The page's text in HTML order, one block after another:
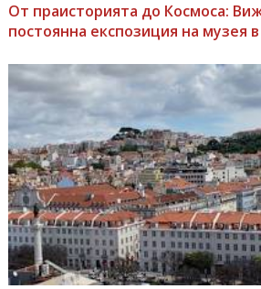
От праисторията до Космоса:
постоянна експозиция на музея